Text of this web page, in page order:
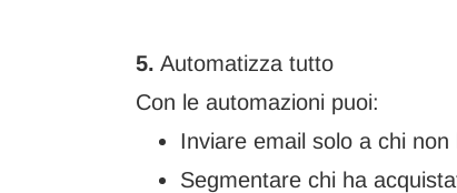
5. Automatizza tutto
Con le automazioni puoi:
Inviare email solo a chi non
Segmentare chi ha